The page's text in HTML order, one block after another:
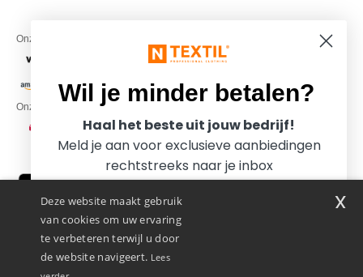
Onze financiële partners
Onze transporteurs
Deze website maakt gebruik
van cookies om uw ervaring
te verbeteren terwijl u door
de website navigeert. Lees
x
Wil je minder betalen?
Haal het beste uit jouw bedrijf!
Meld je aan voor exclusieve aanbiedingen
rechtstreeks naar je inbox